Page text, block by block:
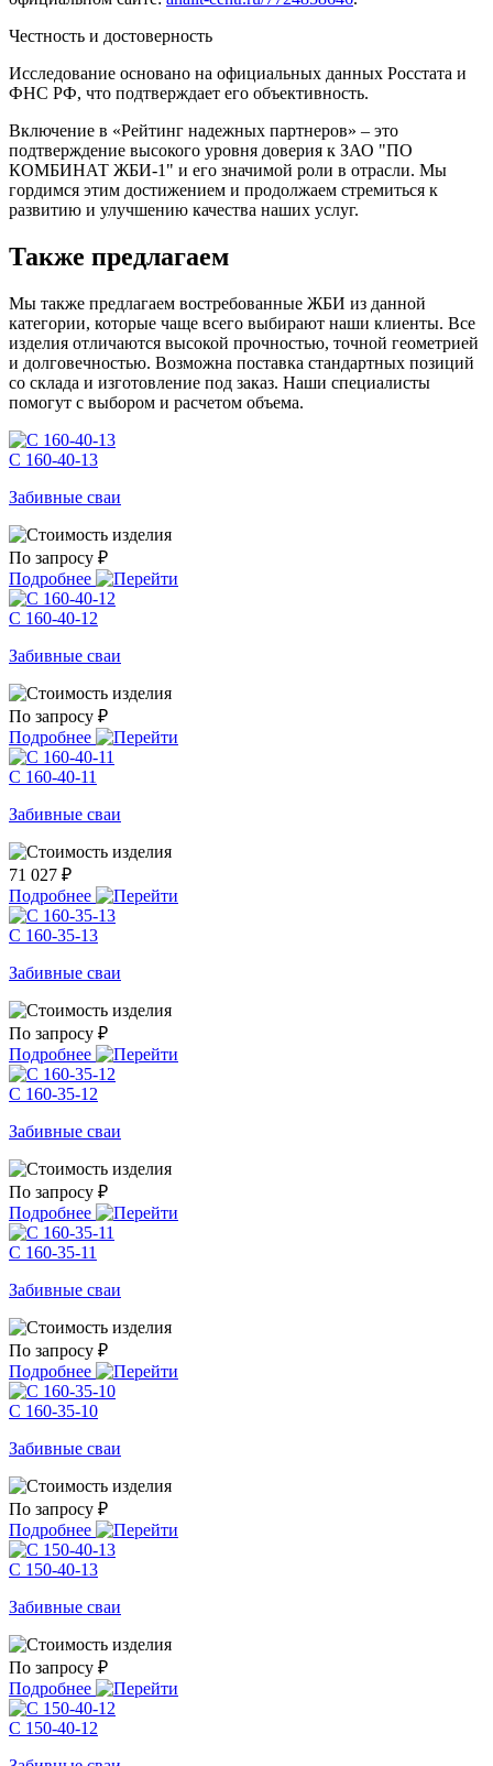
Честность и достоверность
Исследование основано на официальных данных Росстата и
ФНС РФ, что подтверждает его объективность.
Включение в «Рейтинг надежных партнеров» – это
подтверждение высокого уровня доверия к ЗАО "ПО
КОМБИНАТ ЖБИ-1" и его значимой роли в отрасли. Мы
гордимся этим достижением и продолжаем стремиться к
развитию и улучшению качества наших услуг.
Также предлагаем
Мы также предлагаем востребованные ЖБИ из данной
категории, которые чаще всего выбирают наши клиенты. Все
изделия отличаются высокой прочностью, точной геометрией
и долговечностью. Возможна поставка стандартных позиций
со склада и изготовление под заказ. Наши специалисты
помогут с выбором и расчетом объема.
С 160-40-13
Забивные сваи
По запросу ₽
Подробнее
С 160-40-12
Забивные сваи
По запросу ₽
Подробнее
С 160-40-11
Забивные сваи
71 027 ₽
Подробнее
С 160-35-13
Забивные сваи
По запросу ₽
Подробнее
С 160-35-12
Забивные сваи
По запросу ₽
Подробнее
С 160-35-11
Забивные сваи
По запросу ₽
Подробнее
С 160-35-10
Забивные сваи
По запросу ₽
Подробнее
С 150-40-13
Забивные сваи
По запросу ₽
Подробнее
С 150-40-12